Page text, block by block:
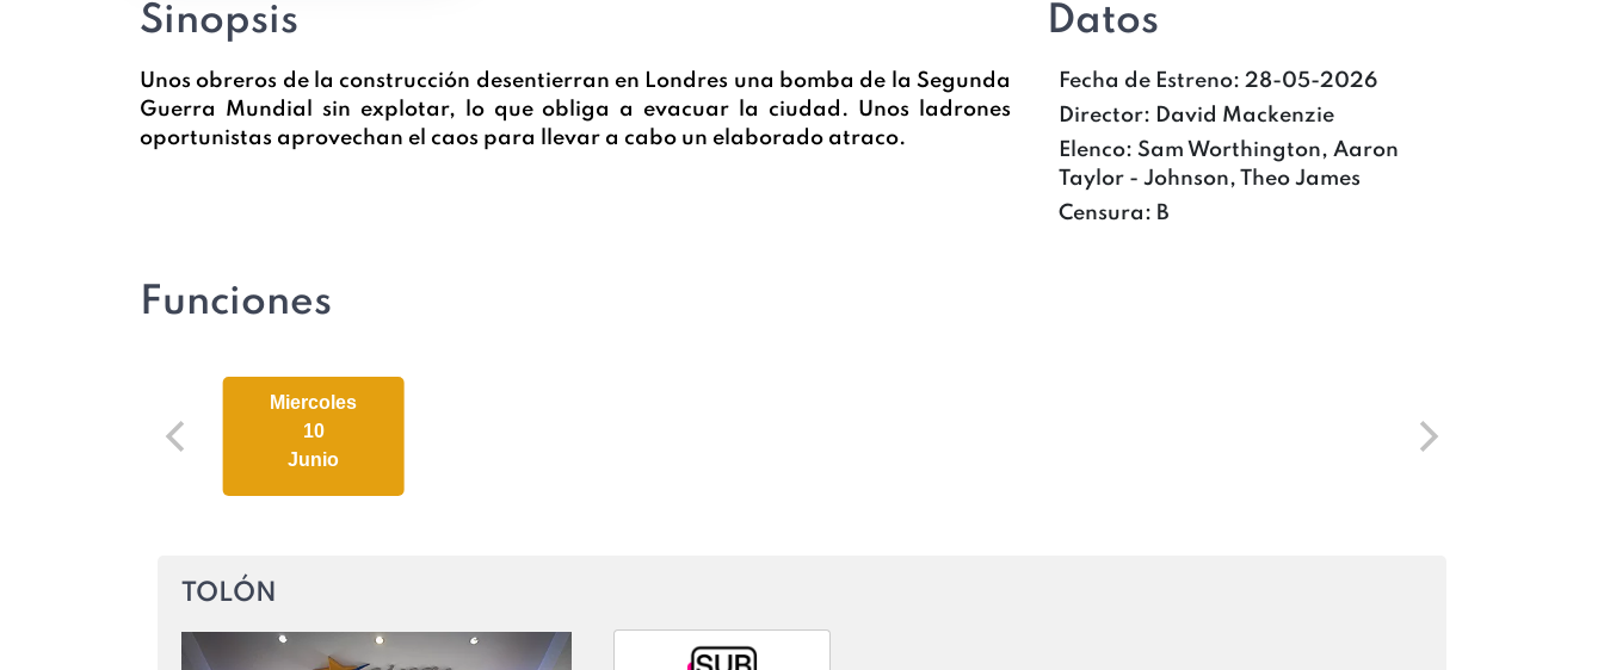
Sinopsis
Unos obreros de la construcción desentierran en Londres una bomba de la Segunda
Guerra Mundial sin explotar, lo que obliga a evacuar la ciudad. Unos ladrones
oportunistas aprovechan el caos para llevar a cabo un elaborado atraco.
Datos
Fecha de Estreno: 28-05-2026
Director: David Mackenzie
Elenco: Sam Worthington, Aaron
Taylor - Johnson, Theo James
Censura: B
Funciones
Miercoles
10
Junio
TOLÓN